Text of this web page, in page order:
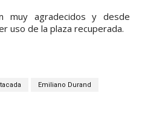
muy agradecidos y desde
uso de la plaza recuperada.
Emiliano Durand